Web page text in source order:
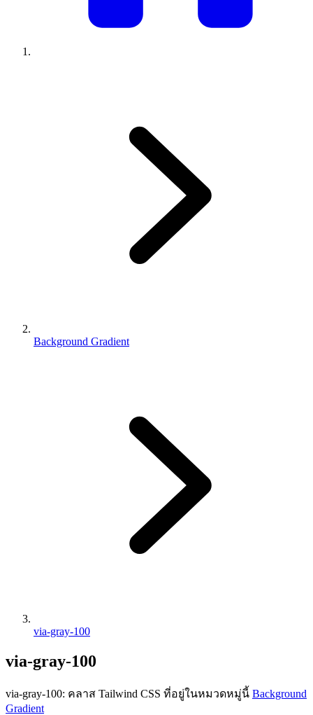
Background Gradient
via-gray-100
via-gray-100
via-gray-100: คลาส Tailwind CSS ที่อยู่ในหมวดหมู่นี้ Background
Gradient